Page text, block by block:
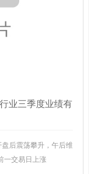
业三季度业绩有
后震荡攀升，午后维
一交易日上涨